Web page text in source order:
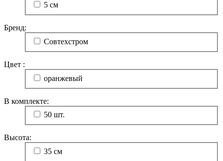
5 см
Бренд:
Совтехстром
Цвет :
оранжевый
В комплекте:
50 шт.
Высота:
35 см